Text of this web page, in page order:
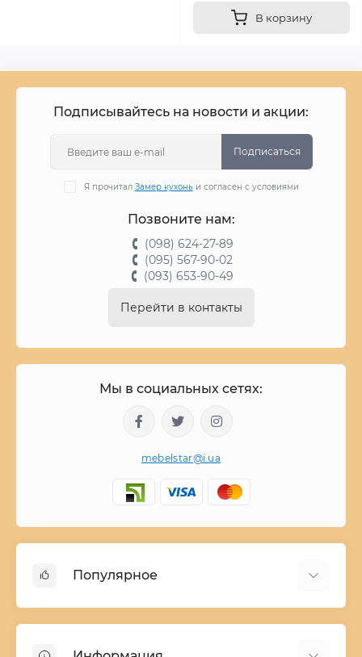
В корзину
Подписывайтесь на новости и акции:
Подписаться
Я прочитал Замер кухоньи согласен с условиями
Позвоните нам:
(098) 624-27-89
(095) 567-90-02
(093) 653-90-49
Перейти в контакты
Мы в социальных сетях:
mebelstar@i.ua
Популярное